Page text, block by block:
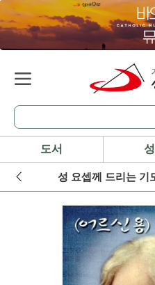
도서
성 요셉께 드리는 기